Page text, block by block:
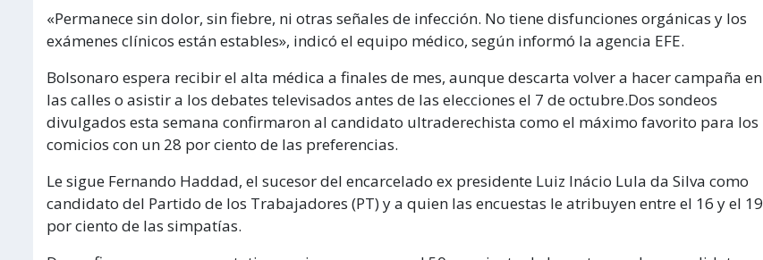
«Permanece sin dolor, sin fiebre, ni otras señales de infección. No tiene disfunciones orgánicas y los
exámenes clínicos están estables», indicó el equipo médico, según informó la agencia EFE.
Bolsonaro espera recibir el alta médica a finales de mes, aunque descarta volver a hacer campaña en
las calles o asistir a los debates televisados antes de las elecciones el 7 de octubre.Dos sondeos
divulgados esta semana confirmaron al candidato ultraderechista como el máximo favorito para los
comicios con un 28 por ciento de las preferencias.
Le sigue Fernando Haddad, el sucesor del encarcelado ex presidente Luiz Inácio Lula da Silva como
candidato del Partido de los Trabajadores (PT) y a quien las encuestas le atribuyen entre el 16 y el 19
por ciento de las simpatías.